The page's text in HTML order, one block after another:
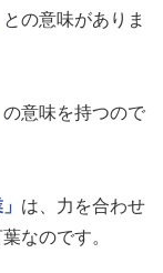
との意味がありま
の意味を持つので
は、力を合わせ
なのです。